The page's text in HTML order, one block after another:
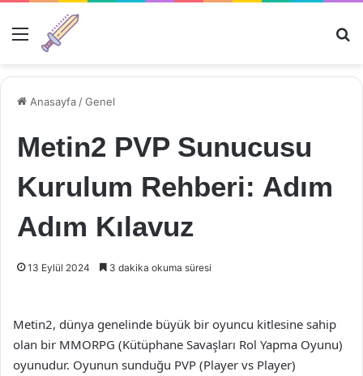
Menü
Anasayfa /Genel
Metin2 PVP Sunucusu
Kurulum Rehberi: Adım
Adım Kılavuz
13 Eylül 2024 3 dakika okuma süresi
Metin2, dünya genelinde büyük bir oyuncu kitlesine sahip
olan bir MMORPG (Kütüphane Savaşları Rol Yapma Oyunu)
oyunudur. Oyunun sunduğu PVP (Player vs Player)